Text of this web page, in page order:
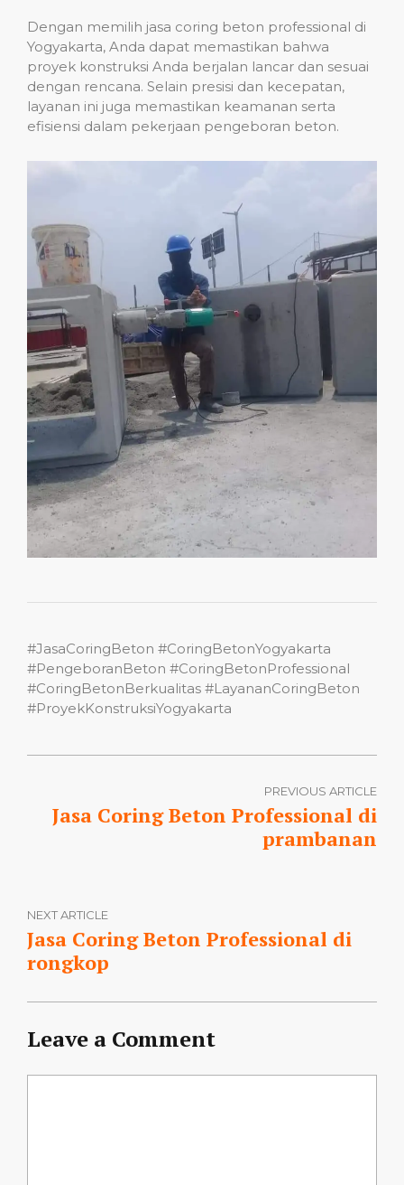
Dengan memilih jasa coring beton professional di
Yogyakarta, Anda dapat memastikan bahwa
proyek konstruksi Anda berjalan lancar dan sesuai
dengan rencana. Selain presisi dan kecepatan,
layanan ini juga memastikan keamanan serta
efisiensi dalam pekerjaan pengeboran beton.
#JasaCoringBeton #CoringBetonYogyakarta
#PengeboranBeton #CoringBetonProfessional
#CoringBetonBerkualitas #LayananCoringBeton
#ProyekKonstruksiYogyakarta
PREVIOUS ARTICLE
Jasa Coring Beton Professional di
prambanan
NEXT ARTICLE
Jasa Coring Beton Professional di
rongkop
Leave a Comment